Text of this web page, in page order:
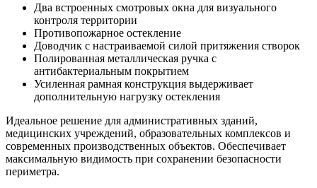
Два встроенных смотровых окна для визуального
контроля территории
Противопожарное остекление
Доводчик с настраиваемой силой притяжения створок
Полированная металлическая ручка с
антибактериальным покрытием
Усиленная рамная конструкция выдерживает
дополнительную нагрузку остекления
Идеальное решение для административных зданий,
медицинских учреждений, образовательных комплексов и
современных производственных объектов. Обеспечивает
максимальную видимость при сохранении безопасности
периметра.